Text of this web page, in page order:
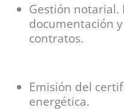
Gestión notarial.
documentación
contratos.
Emisión del
energética.